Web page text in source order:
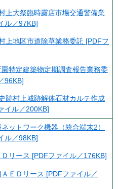
大祭臨時露店市場交通警備業
ル／97KB]
地区市道除草業務委託 [PDFフ
特定建築物定期調査報告業務委
96KB]
村上城跡解体石材カルテ作成
イル／200KB]
ットワーク機器（統合端末2）
ル／98KB]
リース [PDFファイル／176KB]
ＥＤリース [PDFファイル／